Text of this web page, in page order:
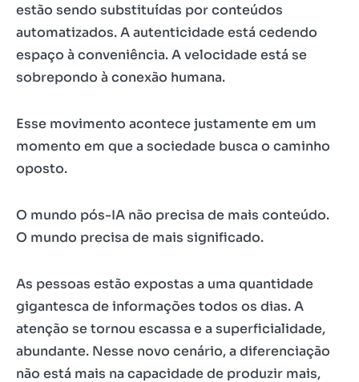
estão sendo substituídas por conteúdos
automatizados. A autenticidade está cedendo
espaço à conveniência. A velocidade está se
sobrepondo à conexão humana.
Esse movimento acontece justamente em um
momento em que a sociedade busca o caminho
oposto.
O mundo pós-IA não precisa de mais conteúdo.
O mundo precisa de mais significado.
As pessoas estão expostas a uma quantidade
gigantesca de informações todos os dias. A
atenção se tornou escassa e a superficialidade,
abundante. Nesse novo cenário, a diferenciação
não está mais na capacidade de produzir mais,